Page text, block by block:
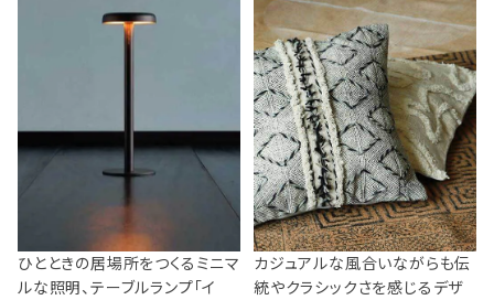
ひとときの居場所をつくるミニマ
ルな照明、テーブルランプ「イ
カジュアルな風合いながらも伝
統やクラシックさを感じるデザ